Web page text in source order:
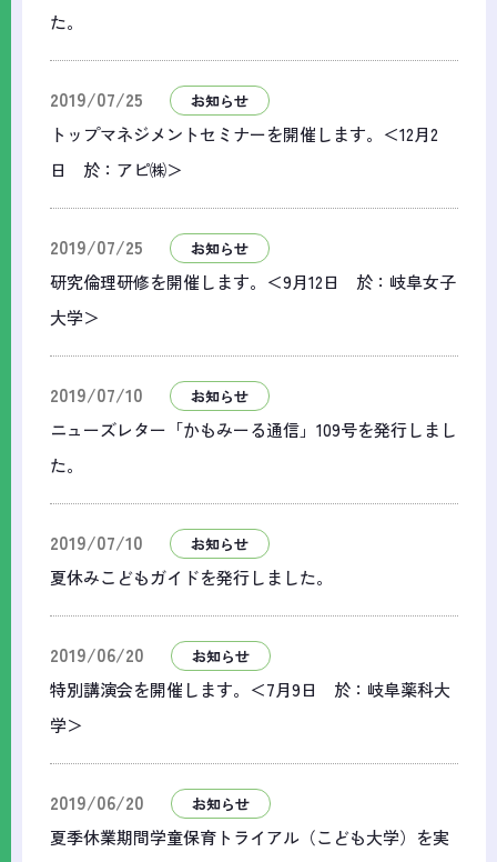
た。
2019/07/25 お知らせ
トップマネジメントセミナーを開催します。＜12月2
日 於：アピ㈱＞
2019/07/25 お知らせ
研究倫理研修を開催します。＜9月12日 於：岐阜女子
大学＞
2019/07/10 お知らせ
ニューズレター「かもみーる通信」109号を発行しまし
た。
2019/07/10 お知らせ
夏休みこどもガイドを発行しました。
2019/06/20 お知らせ
特別講演会を開催します。＜7月9日 於：岐阜薬科大
学＞
2019/06/20 お知らせ
夏季休業期間学童保育トライアル（こども大学）を実